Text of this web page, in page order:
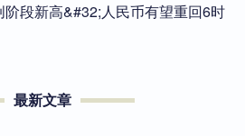
段新高&#32;人民币有望重回6时
最新文章